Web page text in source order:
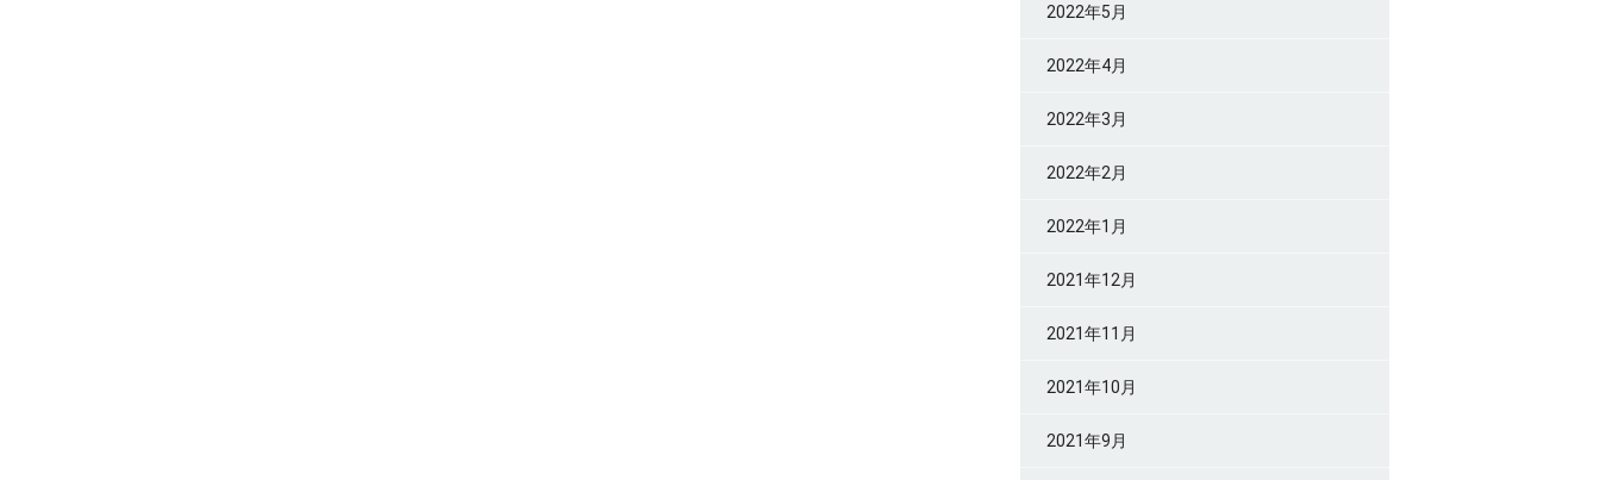
2022年5月
2022年4月
2022年3月
2022年2月
2022年1月
2021年12月
2021年11月
2021年10月
2021年9月